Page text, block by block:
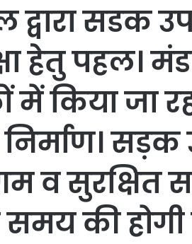
सडक
हेतु पहल।
किया जा
व सुरक्षित
समय की